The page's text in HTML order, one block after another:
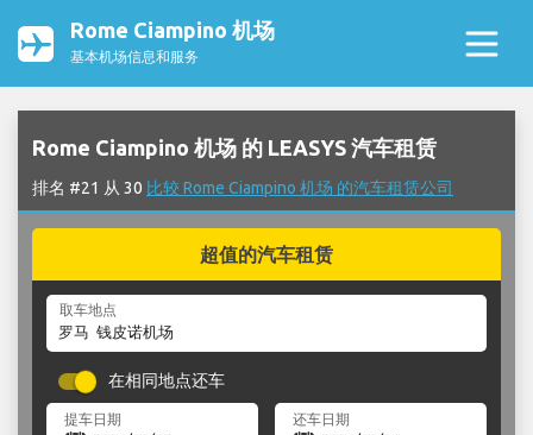
Rome Ciampino 机场
基本机场信息和服务
Rome Ciampino 机场 的 LEASYS 汽车租赁
排名 #21 从 30 比较 Rome Ciampino 机场 的汽车租赁公司
超值的汽车租赁
取车地点
在相同地点还车
提车日期 还车日期